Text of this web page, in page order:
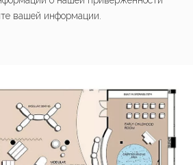
вашей информации.